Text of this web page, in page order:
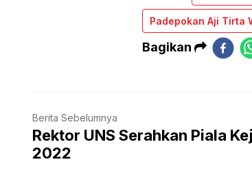
Padepokan Aji Tirta
Bagikan
Berita Sebelumnya
Rektor UNS Serahkan Piala
2022